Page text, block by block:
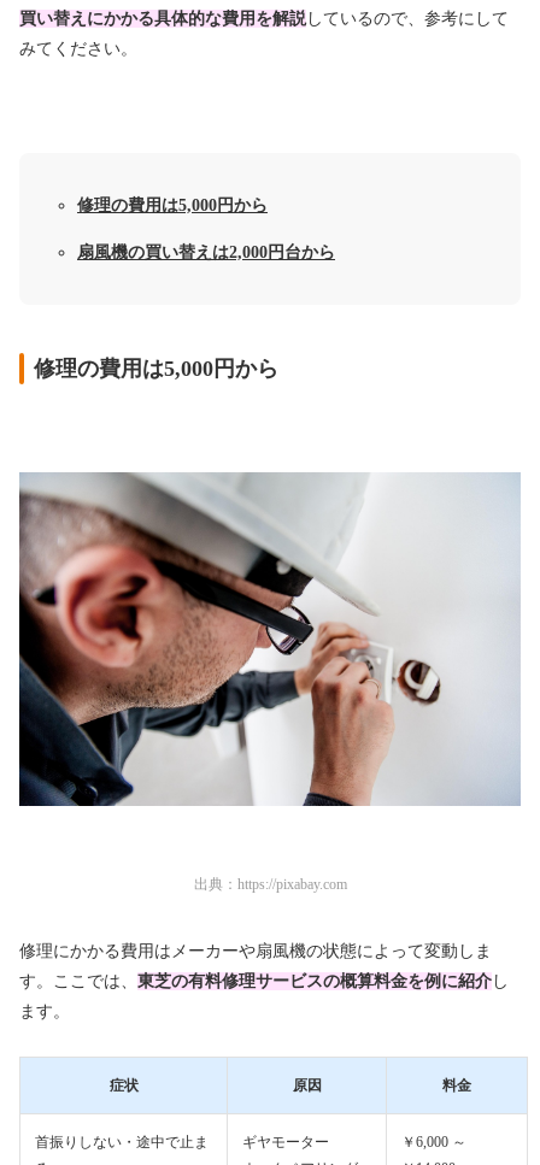
買い替えにかかる具体的な費用を解説 しているので、参考にして
みてください。
修理の費用は5,000円から
扇風機の買い替えは2,000円台から
修理の費用は5,000円から
出典： https://pixabay.com
修理にかかる費用はメーカーや扇風機の状態によって変動しま
す。ここでは、 東芝の有料修理サービスの概算料金を例に紹介 し
ます。
症状 原因 料金
首振りしない・途中で止ま
ギヤモーター
￥6,000 ～